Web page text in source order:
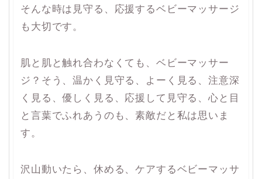
そんな時は見守る、応援するベビーマッサージ
も大切です。
肌と肌と触れ合わなくても、ベビーマッサー
ジ？そう、温かく見守る、よーく見る、注意深
く見る、優しく見る、応援して見守る、心と目
と言葉でふれあうのも、素敵だと私は思いま
す。
沢山動いたら、休める、ケアするベビーマッサ